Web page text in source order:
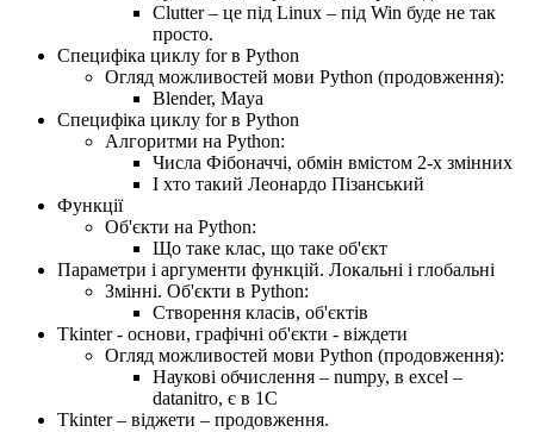
Clutter – це під Linux – під Win буде не так
просто.
Специфіка циклу for в Python
Огляд можливостей мови Python (продовження):
Blender, Maya
Специфіка циклу for в Python
Алгоритми на Python:
Числа Фібоначчі, обмін вмістом 2-х змінних
І хто такий Леонардо Пізанський
Функції
Об'єкти на Python:
Що таке клас, що таке об'єкт
Параметри і аргументи функцій. Локальні і глобальні
Змінні. Об'єкти в Python:
Створення класів, об'єктів
Tkinter - основи, графічні об'єкти - віждети
Огляд можливостей мови Python (продовження):
Наукові обчислення – numpy, в excel –
datanitro, є в 1C
Tkinter – віджети – продовження.